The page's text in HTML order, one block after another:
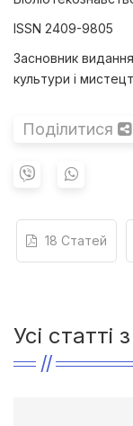
ISSN 2409-9805
Засновник
культури і
Поділитися
18 Статей
Усі статті